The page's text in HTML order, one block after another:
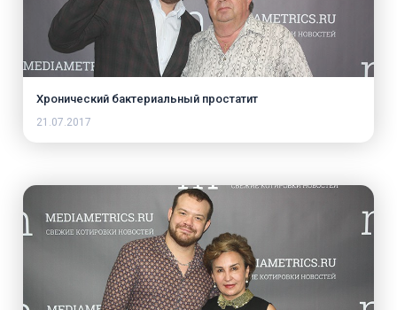
Хронический бактериальный простатит
21.07.2017